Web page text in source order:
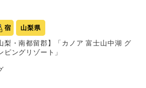
宿 山梨県
梨・南都留郡】「カノア 富士山中湖 グ
ピングリゾート」